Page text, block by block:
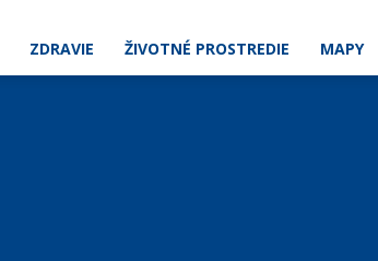
ZDRAVIE ŽIVOTNÉ PROSTREDIE MAPY